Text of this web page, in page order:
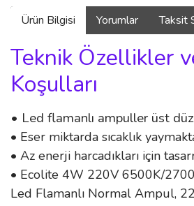
Ürün Bilgisi Yorumlar Taksit
Teknik Özellikler
Koşulları
• Led flamanlı ampuller üst
• Eser miktarda sıcaklık
• Az enerji harcadıkları için
• Ecolite 4W 220V 6500K/
Led Flamanlı Normal Ampul,